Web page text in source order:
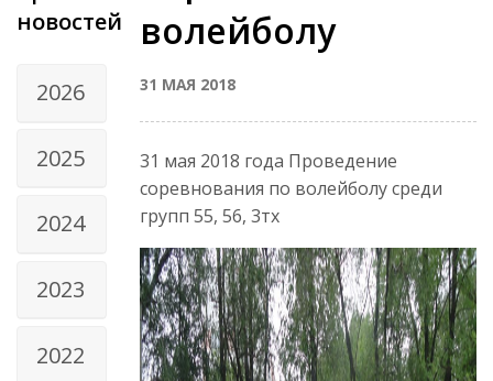
новостей
2026
2025
2024
2023
2022
волейболу
31 МАЯ 2018
31 мая 2018 года Проведение
соревнования по волейболу среди
групп 55, 56, 3тх